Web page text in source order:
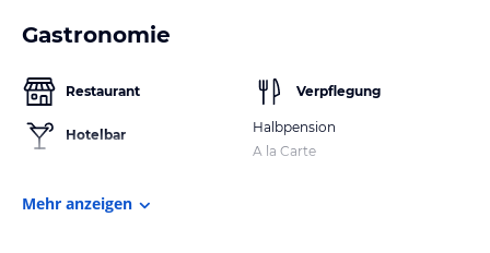
Gastronomie
Restaurant
Hotelbar
Verpflegung
Halbpension
A la Carte
Mehr anzeigen